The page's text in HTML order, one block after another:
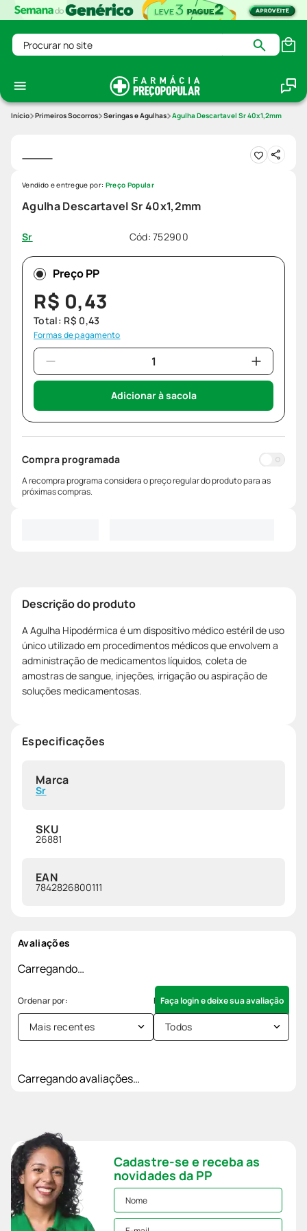
Procurar no site
Primeiros Socorros Seringas e Agulhas Agulha Descartavel Sr 40x1,2mm
Agulha Descartavel Sr 40x1,2mm
Sr Cód:752900
Vendido e entregue por: Preço Popular
Preço PP
R$ 0,43
Total: R$ 0,43
Formas de pagamento
Adicionar à sacola
Compra programada
A recompra programa considera o preço regular do produto para as
próximas compras.
Descrição do produto
A Agulha Hipodérmica é um dispositivo médico estéril de uso
único utilizado em procedimentos médicos que envolvem a
administração de medicamentos líquidos, coleta de
amostras de sangue, injeções, irrigação ou aspiração de
soluções medicamentosas.
Especificações
Marca
Sr
SKU
26881
EAN
7842826800111
Avaliações
Carregando…
Faça login e deixe sua avaliação
Mais recentes Todos
Carregando avaliações…
Cadastre-se e receba as
novidades da PP